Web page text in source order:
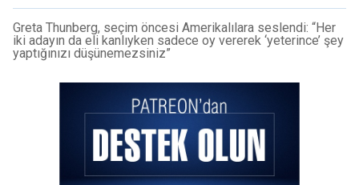
Greta Thunberg, seçim öncesi Amerikalılara seslendi: “Her
iki adayın da eli kanlıyken sadece oy vererek ‘yeterince’ şey
yaptığınızı düşünemezsiniz”